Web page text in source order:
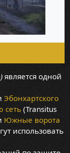
является одной
Эбонхартского
сеть(Transitus
Южные ворота
использовать